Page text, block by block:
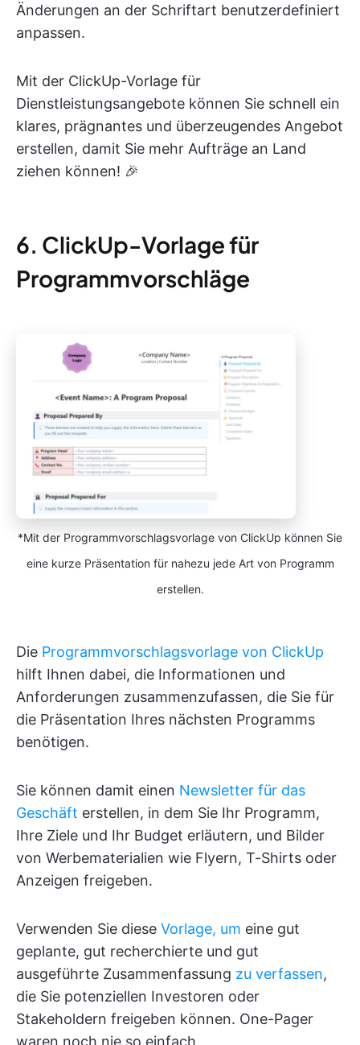
Änderungen an der Schriftart benutzerdefiniert
anpassen.
Mit der ClickUp-Vorlage für
Dienstleistungsangebote können Sie schnell ein
klares, prägnantes und überzeugendes Angebot
erstellen, damit Sie mehr Aufträge an Land
ziehen können! 🎉
6. ClickUp-Vorlage für
Programmvorschläge
*Mit der Programmvorschlagsvorlage von ClickUp können Sie
eine kurze Präsentation für nahezu jede Art von Programm
erstellen.
Die Programmvorschlagsvorlage von ClickUp
hilft Ihnen dabei, die Informationen und
Anforderungen zusammenzufassen, die Sie für
die Präsentation Ihres nächsten Programms
benötigen.
Sie können damit einen Newsletter für das
Geschäft erstellen, in dem Sie Ihr Programm,
Ihre Ziele und Ihr Budget erläutern, und Bilder
von Werbematerialien wie Flyern, T-Shirts oder
Anzeigen freigeben.
Verwenden Sie diese Vorlage, um eine gut
geplante, gut recherchierte und gut
ausgeführte Zusammenfassung zu verfassen,
die Sie potenziellen Investoren oder
Stakeholdern freigeben können. One-Pager